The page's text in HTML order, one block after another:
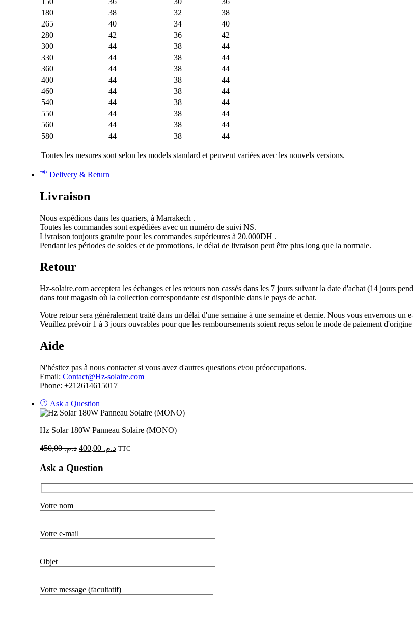
180
38 32
38
265
40 34
40
280
42 36
42
300
44 38
44
330
44 38
44
360
44 38
44
400
44 38
44
460
44 38
44
540
44 38
44
550
44 38
44
560
44 38
44
580
44 38 44
Toutes les mesures sont selon les models standard et peuvent variées avec les nouvels versions.
Delivery & Return
Livraison
Nous expédions dans les quariers, à Marrakech .
Toutes les commandes sont expédiées avec un numéro de suivi NS.
Livraison toujours gratuite pour les commandes supérieures à 20.000DH .
Pendant les périodes de soldes et de promotions, le délai de livraison peut être plus long que la normale.
Retour
Hz-solaire.com acceptera les échanges et les retours non cassés dans les 7 jours suivant la date d'achat (14 jours
dans tout magasin où la collection correspondante est disponible dans le pays de achat.
Votre retour sera généralement traité dans un délai d'une semaine à une semaine et demie. Nous vous enverrons
Veuillez prévoir 1 à 3 jours ouvrables pour que les remboursements soient reçus selon le mode de paiement
Aide
N'hésitez pas à nous contacter si vous avez d'autres questions et/ou préoccupations.
Email: Contact@Hz-solaire.com
Phone: +212614615017
Ask a Question
Hz Solar 180W Panneau Solaire (MONO)
د.م.450,00 د.م. TTC
Ask a Question
Votre nom
Votre e-mail
Objet
Votre message (facultatif)